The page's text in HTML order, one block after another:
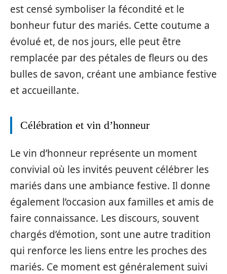
est censé symboliser la fécondité et le
bonheur futur des mariés. Cette coutume a
évolué et, de nos jours, elle peut être
remplacée par des pétales de fleurs ou des
bulles de savon, créant une ambiance festive
et accueillante.
Célébration et vin d’honneur
Le vin d’honneur représente un moment
convivial où les invités peuvent célébrer les
mariés dans une ambiance festive. Il donne
également l’occasion aux familles et amis de
faire connaissance. Les discours, souvent
chargés d’émotion, sont une autre tradition
qui renforce les liens entre les proches des
mariés. Ce moment est généralement suivi